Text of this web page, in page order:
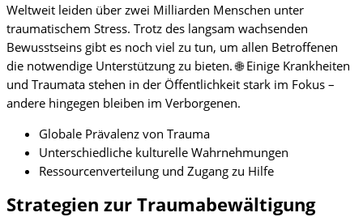
Weltweit leiden über zwei Milliarden Menschen unter
traumatischem Stress. Trotz des langsam wachsenden
Bewusstseins gibt es noch viel zu tun, um allen Betroffenen
die notwendige Unterstützung zu bieten. 🌐 Einige Krankheiten
und Traumata stehen in der Öffentlichkeit stark im Fokus –
andere hingegen bleiben im Verborgenen.
Globale Prävalenz von Trauma
Unterschiedliche kulturelle Wahrnehmungen
Ressourcenverteilung und Zugang zu Hilfe
Strategien zur Traumabewältigung